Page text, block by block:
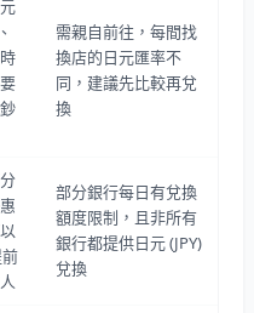
需親自前往，每間找
換店的日元匯率不
同，建議先比較再兌
換
部分銀行每日有兌換
額度限制，且非所有
銀行都提供日元 (JPY)
兌換